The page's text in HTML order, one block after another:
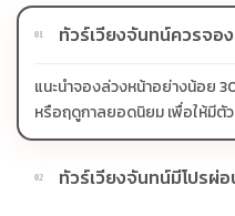
01 ทัวร์เวียงจันทน์ควรจอ
แนะนำจองล่วงหน้าอย่างน้อย
หรือฤดูกาลยอดนิยม เพื่อให้มีตัว
02 ทัวร์เวียงจันทน์มีโปรผ่